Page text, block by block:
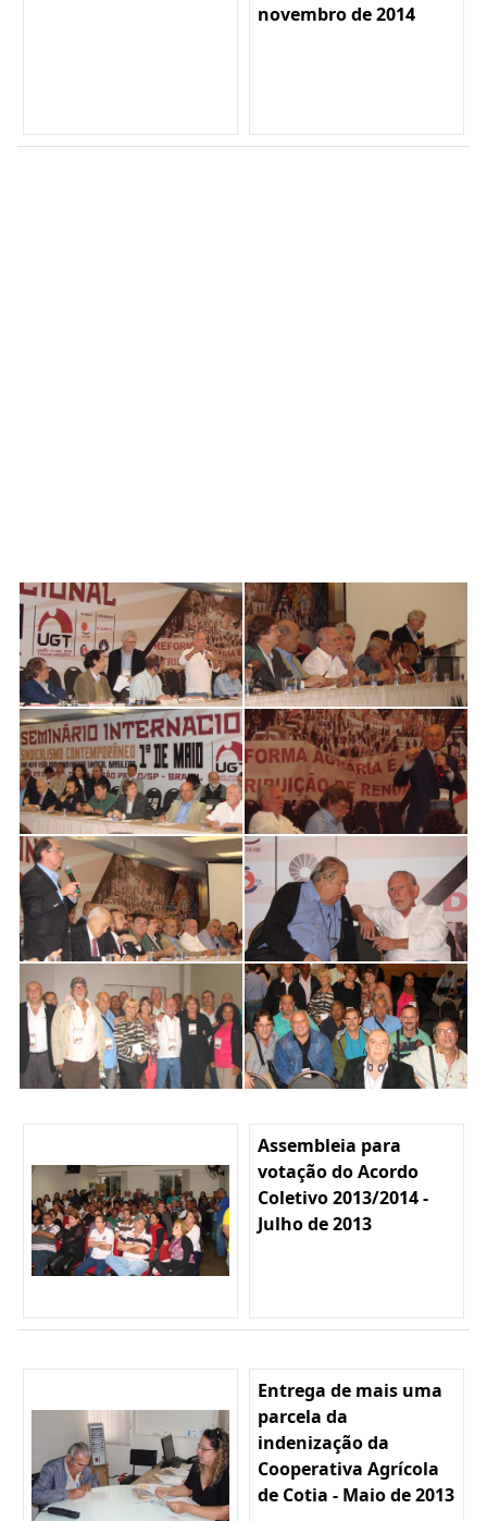
novembro de 2014
Assembleia para
votação do Acordo
Coletivo 2013/2014 -
Julho de 2013
Entrega de mais uma
parcela da
indenização da
Cooperativa Agrícola
de Cotia - Maio de 2013